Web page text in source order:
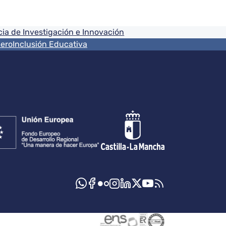
de Investigación e Innovación
Inclusión Educativa
sociales JCCM